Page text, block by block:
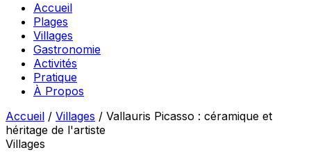
Accueil
Plages
Villages
Gastronomie
Activités
Pratique
À Propos
Accueil / Villages / Vallauris Picasso : céramique et
héritage de l'artiste
Villages